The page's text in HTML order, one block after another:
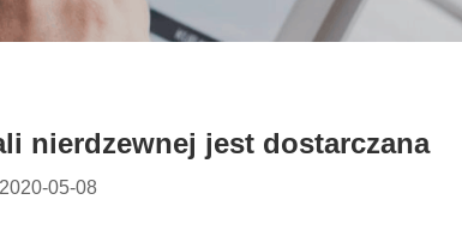
nierdzewnej jest dostarczana
2020-05-08